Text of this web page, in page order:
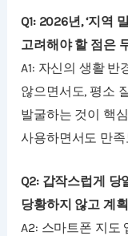
Q1: 2026년, ‘지역
고려해야 할 점은
A1: 자신의 생활
않으면서도, 평소
발굴하는 것이 핵
사용하면서도 만
Q2: 갑작스럽게 당
당황하지 않고 계
A2: 스마트폰 지도